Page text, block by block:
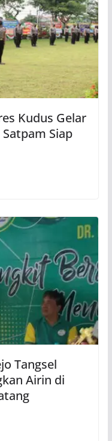
Kudus Gelar
Siap
Tangsel
Airin di